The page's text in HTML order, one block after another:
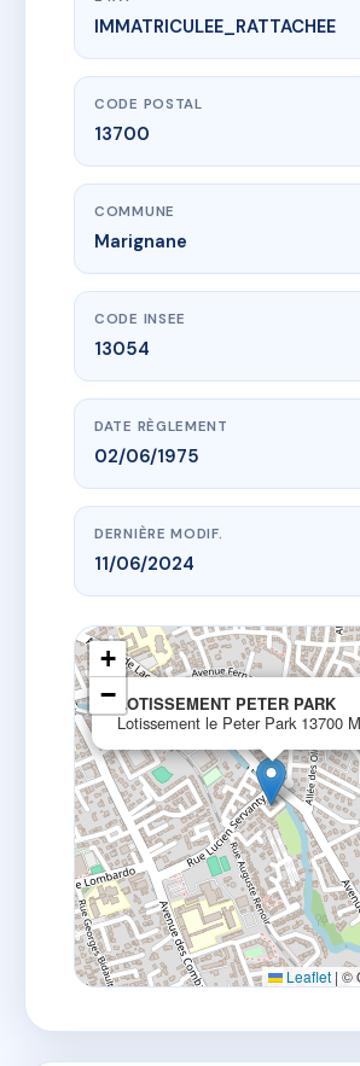
www.vme.plus/AI6949010
LOTISSEMENT PETER PARK
Lotissement le Peter Park
IMMATRICULEE_RATTACHEE
CODE POSTAL
13700
COMMUNE
Marignane
CODE INSEE
13054
DATE RÈGLEMENT
02/06/1975
DERNIÈRE MODIF.
11/06/2024
LOTISSEMENT PETER PARK
Lotissement le Peter Park 13700
+
−
Leaflet | ©